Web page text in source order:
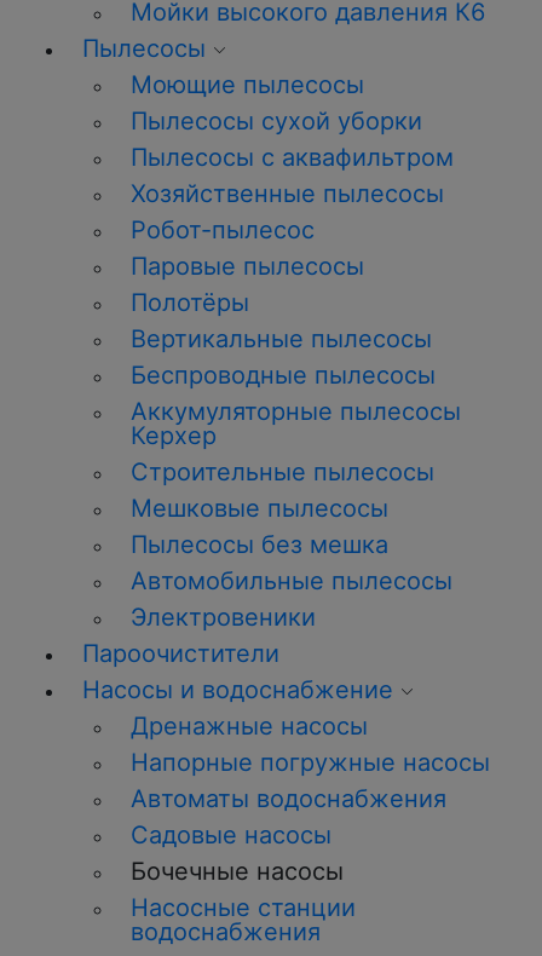
Мойки высокого давления К6
Пылесосы
Моющие пылесосы
Пылесосы сухой уборки
Пылесосы с аквафильтром
Хозяйственные пылесосы
Робот-пылесос
Паровые пылесосы
Полотёры
Вертикальные пылесосы
Беспроводные пылесосы
Аккумуляторные пылесосы
Керхер
Строительные пылесосы
Мешковые пылесосы
Пылесосы без мешка
Автомобильные пылесосы
Электровеники
Пароочистители
Насосы и водоснабжение
Дренажные насосы
Напорные погружные насосы
Автоматы водоснабжения
Садовые насосы
Бочечные насосы
Насосные станции
водоснабжения